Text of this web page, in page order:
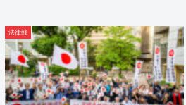
法律戦